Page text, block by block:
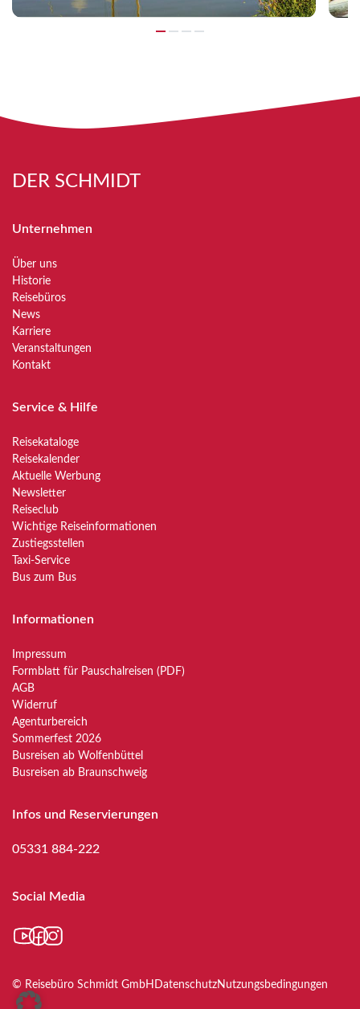
DER SCHMIDT
Unternehmen
Über uns
Historie
Reisebüros
News
Karriere
Veranstaltungen
Kontakt
Service & Hilfe
Reisekataloge
Reisekalender
Aktuelle Werbung
Newsletter
Reiseclub
Wichtige Reiseinformationen
Zustiegsstellen
Taxi-Service
Bus zum Bus
Informationen
Impressum
Formblatt für Pauschalreisen (PDF)
AGB
Widerruf
Agenturbereich
Sommerfest 2026
Busreisen ab Wolfenbüttel
Busreisen ab Braunschweig
Infos und Reservierungen
05331 884-222
Social Media
YouTube
Facebook
Instagram
© Reisebüro Schmidt GmbH DatenschutzNutzungsbedingungen